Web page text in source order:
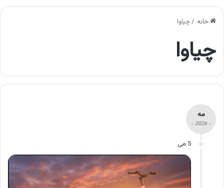
خانه /چیاوا
چیاوا
مه
- 2026 -
5 می